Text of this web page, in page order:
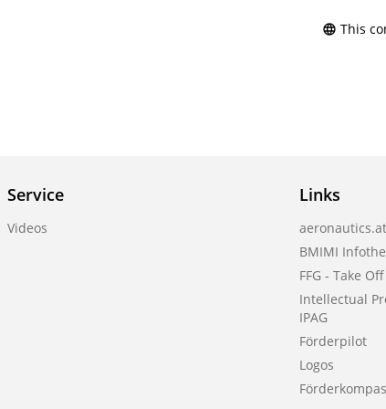
This
Service
Videos
Links
aeronautics.at
BMIMI
FFG - Take Off
Intellectual
IPAG
Förderpilot
Logos